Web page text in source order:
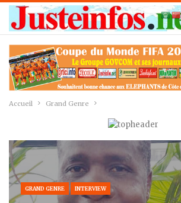
Accueil Grand Genre
GRAND GENRE INTERVIEW